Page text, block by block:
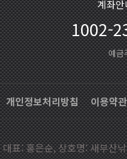
계좌
1002-
예금
개인정보처리방침 이용약관
대표: 홍은순, 상호명: 새부산